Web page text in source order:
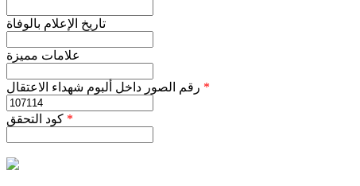
تاريخ الإعلام بالوفاة
علامات مميزة
*
*